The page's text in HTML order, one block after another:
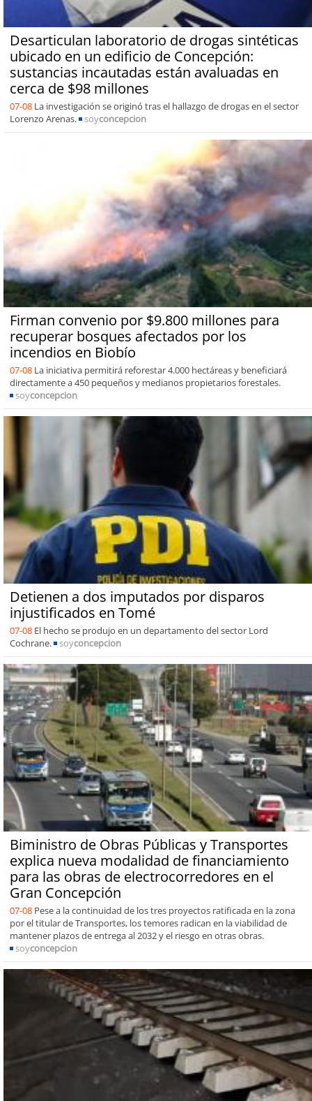
Desarticulan laboratorio de drogas sintéticas
ubicado en un edificio de Concepción:
sustancias incautadas están avaluadas en
cerca de $98 millones
07-08 La investigación se originó tras el hallazgo de drogas en el sector
Lorenzo Arenas.
soyconcepcion
Firman convenio por $9.800 millones para
recuperar bosques afectados por los
incendios en Biobío
07-08 La iniciativa permitirá reforestar 4.000 hectáreas y beneficiará
directamente a 450 pequeños y medianos propietarios forestales.
soyconcepcion
Detienen a dos imputados por disparos
injustificados en Tomé
07-08 El hecho se produjo en un departamento del sector Lord
Cochrane.
soyconcepcion
Biministro de Obras Públicas y Transportes
explica nueva modalidad de financiamiento
para las obras de electrocorredores en el
Gran Concepción
07-08 Pese a la continuidad de los tres proyectos ratificada en la zona
por el titular de Transportes, los temores radican en la viabilidad de
mantener plazos de entrega al 2032 y el riesgo en otras obras.
soyconcepcion